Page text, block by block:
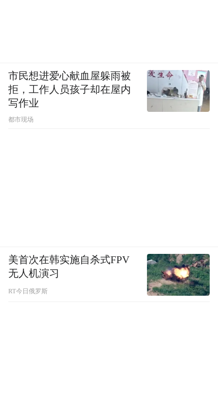
市民想进爱心献血屋躲雨被
拒，工作人员孩子却在屋内
写作业
都市现场
美首次在韩实施自杀式FPV
无人机演习
RT今日俄罗斯